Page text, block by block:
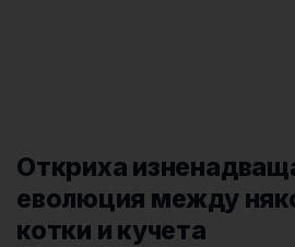
Откриха
еволюция между
котки и кучета